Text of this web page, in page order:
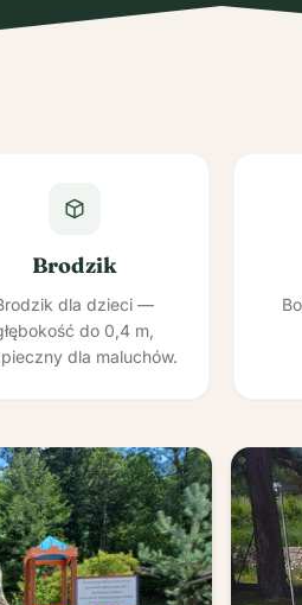
Brodzik
dla dzieci —
do 0,4 m,
dla maluchów.